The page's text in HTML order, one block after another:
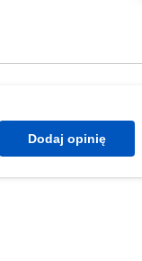
Dodaj opinię